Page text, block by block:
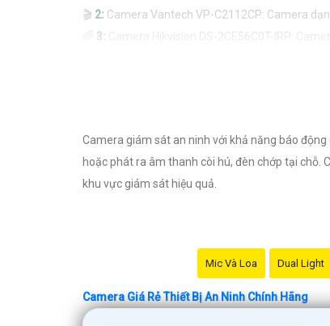
🎬 2: Camera Vantech VP-C2112CP: Camera
3: Camera Hikvision DS-2CE56C0T-IRP:
Nhớ kiểm tra kỹ thông số kỹ thuật cũng như
Camera giám sát an ninh với khả năng báo
hoặc phát ra âm thanh còi hú, đèn chớp tại chỗ.
khu vực giám sát hiệu quả.
Mic Và Loa Dual Light
Camera Giá Rẻ Thiết Bị An Ninh Chính Hãng